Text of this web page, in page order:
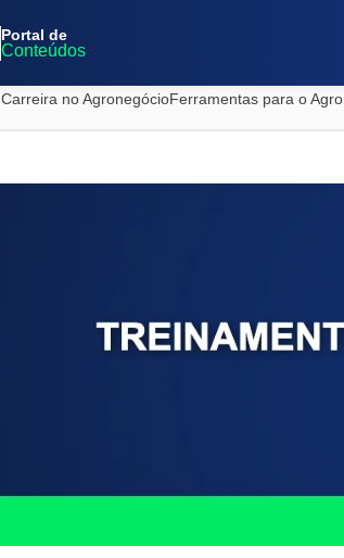
Portal de
Conteúdos
Carreira no AgronegócioFerramentas para o